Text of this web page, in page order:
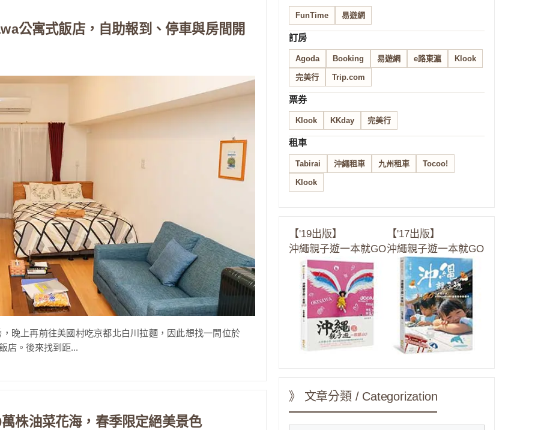
公寓式飯店，自助報到、停車與房間開
晚上再前往美國村吃京都北白川拉麵，因此想找一間位於
店。後來找到距...
株油菜花海，春季限定絕美景色
FunTime 易遊網
訂房
Agoda Booking 易遊網 e路東瀛 Klook
完美行 Trip.com
票券
Klook KKday 完美行
租車
Tabirai 沖繩租車 九州租車 Tocoo!
Klook
【'19出版】
沖繩親子遊一本就GO
【'17出版】
沖繩親子遊一本就GO
》 文章分類 / Categorization